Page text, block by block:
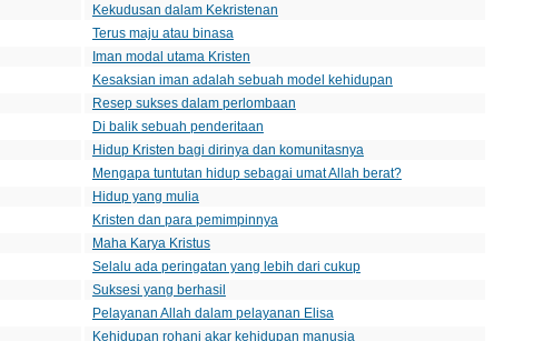
Kekudusan dalam Kekristenan
Terus maju atau binasa
Iman modal utama Kristen
Kesaksian iman adalah sebuah model kehidupan
Resep sukses dalam perlombaan
Di balik sebuah penderitaan
Hidup Kristen bagi dirinya dan komunitasnya
Mengapa tuntutan hidup sebagai umat Allah berat?
Hidup yang mulia
Kristen dan para pemimpinnya
Maha Karya Kristus
Selalu ada peringatan yang lebih dari cukup
Suksesi yang berhasil
Pelayanan Allah dalam pelayanan Elisa
Kehidupan rohani akar kehidupan manusia